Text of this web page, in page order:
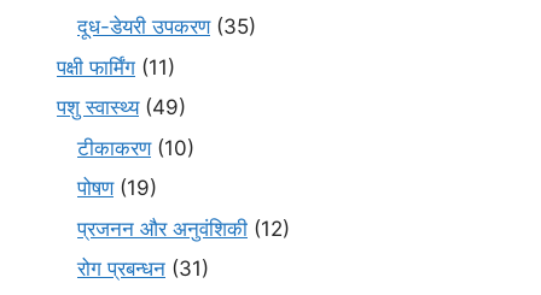
दूध-डेयरी उपकरण(35)
पक्षी फार्मिंग (11)
पशु स्वास्थ्य(49)
टीकाकरण(10)
पोषण(19)
प्रजनन और अनुवंशिकी (12)
रोग प्रबन्धन (31)